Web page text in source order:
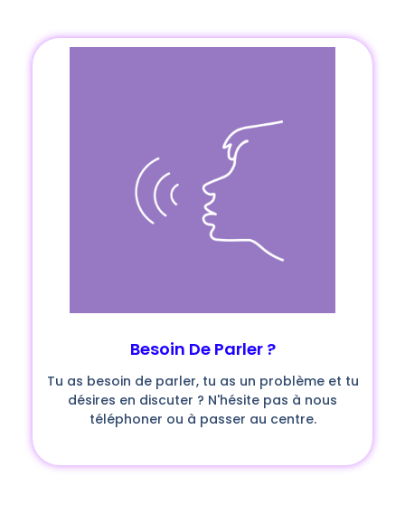
Besoin De Parler ?
Tu as besoin de parler, tu as un problème et tu
désires en discuter ? N'hésite pas à nous
téléphoner ou à passer au centre.